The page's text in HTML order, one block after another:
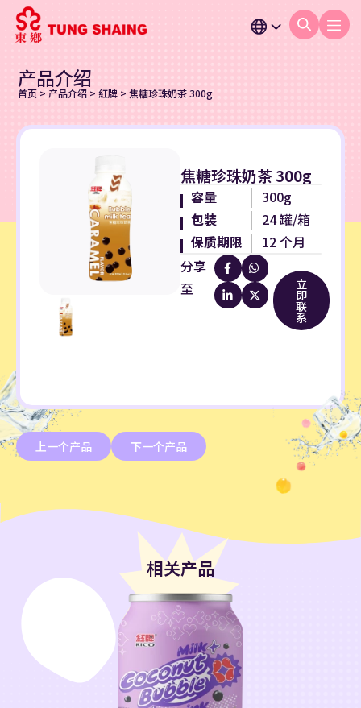
产品介绍
首页 > 产品介绍 >紅牌 >焦糖珍珠奶茶 300g
焦糖珍珠奶茶 300g
容量
300g
包装
24 罐/箱
保质期限
12 个月
分享
至
立
即
联
系
下一个产品
上一个产品
相关产品